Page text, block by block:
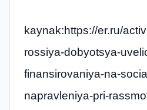
kaynak:https://er.ru/
rossiya-dobyotsya-
finansirovaniya-na-
napravleniya-pri-